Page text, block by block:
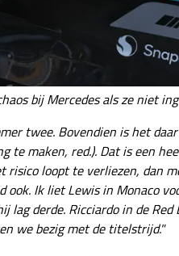
bij Mercedes als ze niet
twee. Bovendien is het
te maken, red.). Dat is een
risico loopt te verliezen, dan
ook. Ik liet Lewis in Monaco
lag derde. Ricciardo in de
we bezig met de titelstrijd."